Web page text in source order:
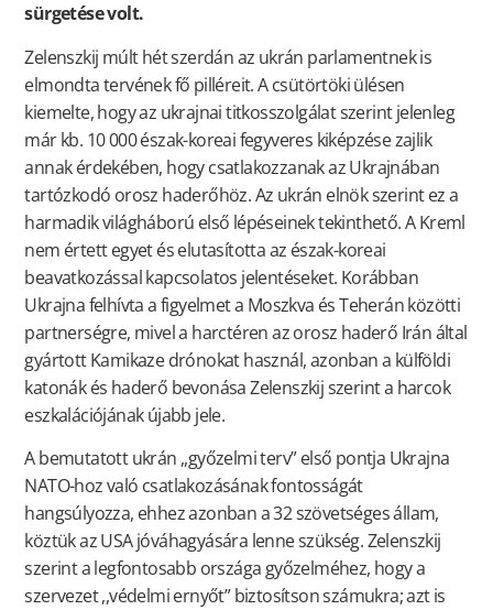
sürgetése volt.
Zelenszkij múlt hét szerdán az ukrán parlamentnek is
elmondta tervének fő pilléreit. A csütörtöki ülésen
kiemelte, hogy az ukrajnai titkosszolgálat szerint jelenleg
már kb. 10 000 észak-koreai fegyveres kiképzése zajlik
annak érdekében, hogy csatlakozzanak az Ukrajnában
tartózkodó orosz haderőhöz. Az ukrán elnök szerint ez a
harmadik világháború első lépéseinek tekinthető. A Kreml
nem értett egyet és elutasította az észak-koreai
beavatkozással kapcsolatos jelentéseket. Korábban
Ukrajna felhívta a figyelmet a Moszkva és Teherán közötti
partnerségre, mivel a harctéren az orosz haderő Irán által
gyártott Kamikaze drónokat használ, azonban a külföldi
katonák és haderő bevonása Zelenszkij szerint a harcok
eszkalációjának újabb jele.
A bemutatott ukrán ,,győzelmi terv” első pontja Ukrajna
NATO-hoz való csatlakozásának fontosságát
hangsúlyozza, ehhez azonban a 32 szövetséges állam,
köztük az USA jóváhagyására lenne szükség. Zelenszkij
szerint a legfontosabb országa győzelméhez, hogy a
szervezet ,,védelmi ernyőt” biztosítson számukra; azt is